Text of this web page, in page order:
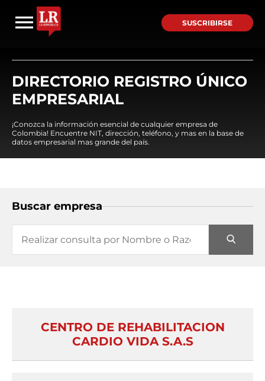
SUSCRIBIRSE
DIRECTORIO REGISTRO ÚNICO
EMPRESARIAL
¡Conozca la información esencial de cualquier empresa de
Colombia! Encuentre NIT, dirección, teléfono, y mas en la base de
datos empresarial mas grande del país.
Buscar empresa
CENTRO DE REHABILITACION
CARDIO VIDA S.A.S